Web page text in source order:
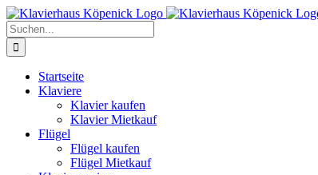
Zum
Inhalt
springen
Suche
nach:
Startseite
Klaviere
Klavier kaufen
Klavier Mietkauf
Flügel
Flügel kaufen
Flügel Mietkauf